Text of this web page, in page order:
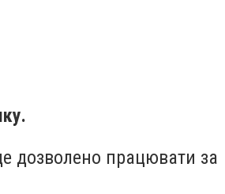
дозволено працювати за